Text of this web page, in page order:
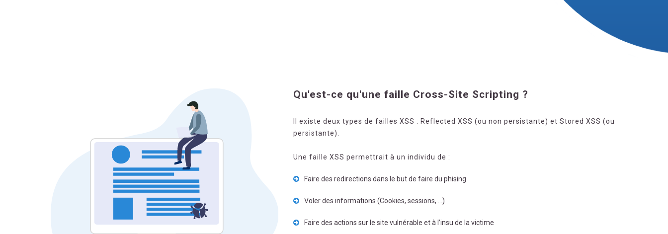
Qu'est-ce qu'une faille Cross-Site Scripting ?
Il existe deux types de failles XSS : Reflected XSS (ou non persistante) et Stored XSS (ou
persistante).
Une faille XSS permettrait à un individu de :
Faire des redirections dans le but de faire du phising
Voler des informations (Cookies, sessions, …)
Faire des actions sur le site vulnérable et à l’insu de la victime